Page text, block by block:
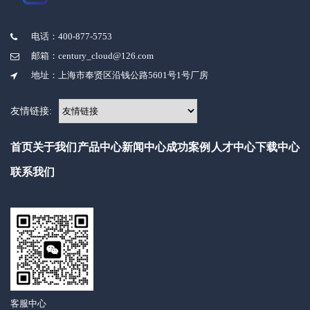
电话：400-877-5753
邮箱：century_cloud@126.com
地址：上海市奉贤区沿钱公路5601号1号厂房
友情链接:
首页关于我们 产品中心新闻中心成功案例 人才中心下载中心
联系我们
客服中心